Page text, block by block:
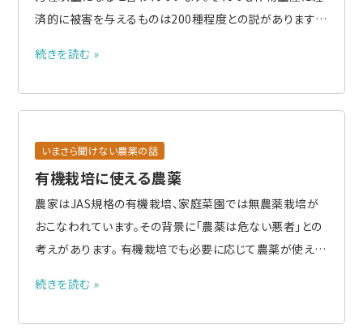
済的に被害を与えるものは200種程度との説があります。
近では帰化雑草が増え、また除草剤抵抗性雑草の出現も
のからイネ科雑草..
続きを読む »
いまさら聞けない農薬の話
有機栽培に使える農薬
農家はJAS規格の有機栽培、家庭菜園では無農薬栽培が
おこなわれています。その背景に「農薬は危ない悪者」との
考えがあります。 有機栽培でも必要に応じて農薬が使える
使用できる防除資材を次のように規定しています。農薬と
続きを読む »